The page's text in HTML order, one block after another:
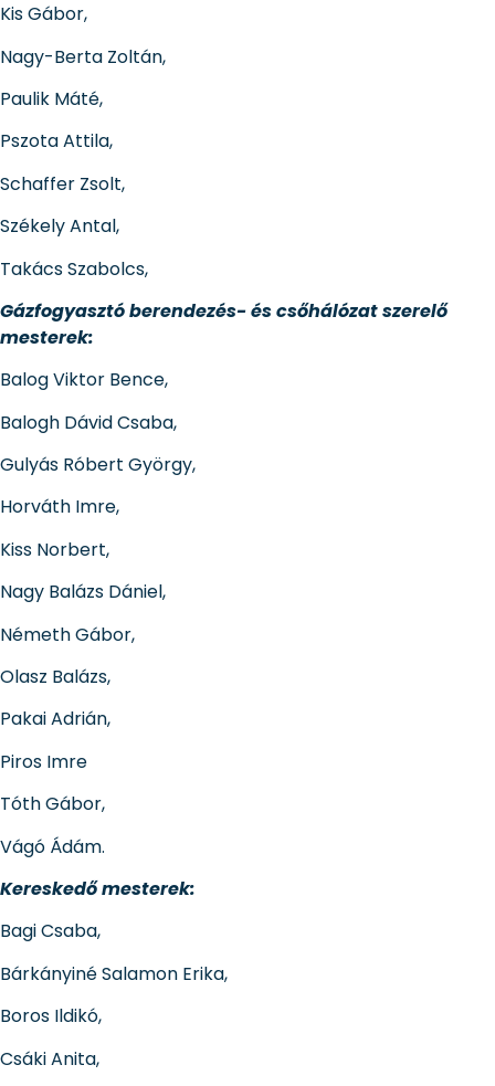
Kis Gábor,
Nagy-Berta Zoltán,
Paulik Máté,
Pszota Attila,
Schaffer Zsolt,
Székely Antal,
Takács Szabolcs,
Gázfogyasztó berendezés- és csőhálózat szerelő
mesterek:
Balog Viktor Bence,
Balogh Dávid Csaba,
Gulyás Róbert György,
Horváth Imre,
Kiss Norbert,
Nagy Balázs Dániel,
Németh Gábor,
Olasz Balázs,
Pakai Adrián,
Piros Imre
Tóth Gábor,
Vágó Ádám.
Kereskedő mesterek:
Bagi Csaba,
Bárkányiné Salamon Erika,
Boros Ildikó,
Csáki Anita,